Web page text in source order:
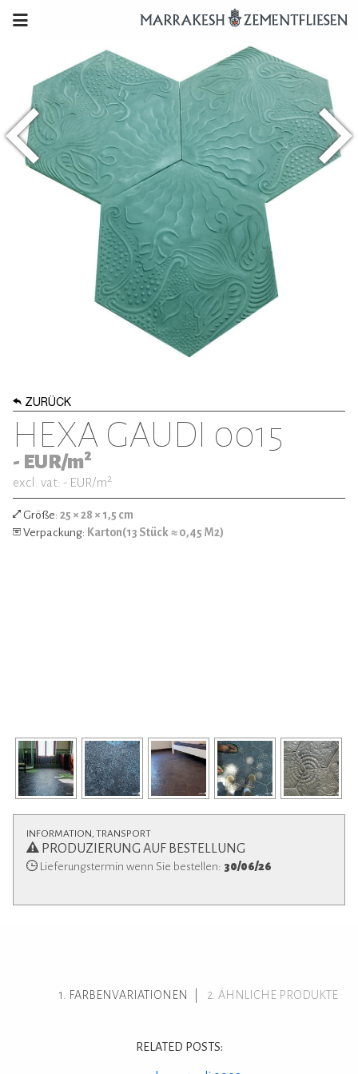
ZURÜCK
HEXA GAUDI 0015
- EUR/m2
excl. vat: - EUR/m2
Größe: 25 × 28 × 1,5 cm
Verpackung: Karton(13 Stück ≈ 0,45 M2)
INFORMATION, TRANSPORT
PRODUZIERUNG AUF BESTELLUNG
Lieferungstermin wenn Sie bestellen: 30/06/26
FARBENVARIATIONEN ÄHNLICHE PRODUKTE
RELATED POSTS: